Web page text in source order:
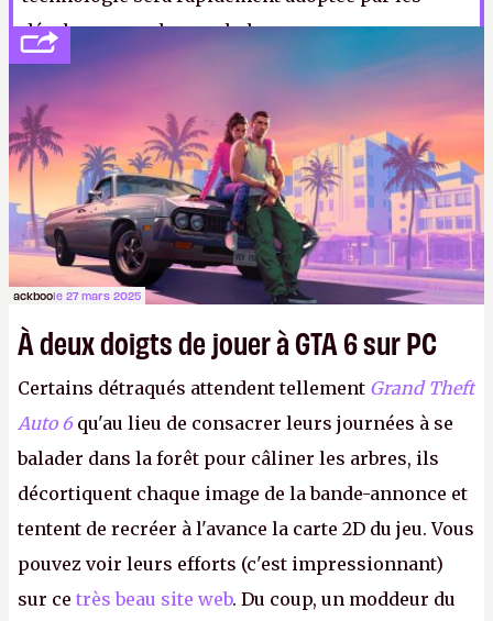
développeurs chauvophobes.
ackboole 27 mars 2025
À deux doigts de jouer à GTA 6 sur PC
Certains détraqués attendent tellement Grand Theft
Auto 6 qu'au lieu de consacrer leurs journées à se
balader dans la forêt pour câliner les arbres, ils
décortiquent chaque image de la bande-annonce et
tentent de recréer à l'avance la carte 2D du jeu. Vous
pouvez voir leurs efforts (c'est impressionnant)
sur ce très beau site web. Du coup, un moddeur du